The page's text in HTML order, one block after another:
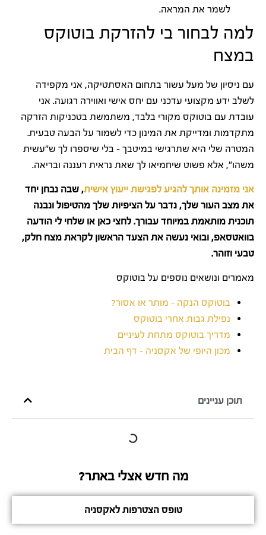
לשמר את המראה.
למה לבחור בי להזרקת בוטוקס
במצח
עם ניסיון של מעל עשור בתחום האסתטיקה, אני מקפידה
לשלב ידע מקצועי עדכני עם יחס אישי ואווירה רגועה. אני
עובדת עם בוטוקס מקורי בלבד, משתמשת בטכניקות הזרקה
מתקדמות ומדייקת את המינון כדי לשמור על הבעה טבעית.
המטרה שלי היא שתרגישי במיטבך – בלי שיספרו לך ש"עשית
משהו", אלא פשוט שיחמיאו לך שאת נראית רעננה ובריאה.
אני מזמינה אותך להגיע לפגישת ייעוץ אישית, שבה נבחן יחד
את מצב העור שלך, נדבר על הציפיות שלך מהטיפול ונבנה
תוכנית מותאמת במיוחד עבורך. לחצי כאן או שלחי לי הודעה
בוואטסאפ, ובואי נעשה את הצעד הראשון לקראת מצח חלק,
טבעי וזוהר.
מאמרים ונושאים נוספים על בוטוקס
בוטוקס הנקה – מותר או אסור?
נפילת גבות אחרי בוטוקס
מדריך בוטוקס מתחת לעיניים
מכון היופי של אקסניה – דף הבית
תוכן עניינים
מה חדש אצלי באתר?
טופס הצטרפות לאקסניה